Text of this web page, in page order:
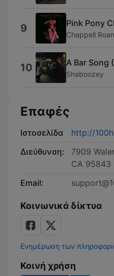
9 Pink Pony
Chappell Roan
10 A Bar Song
Shaboozey
Επαφές
Ιστοσελίδα
http://
Διεύθυνση:
7909
CA 95843
Email:
Κοινωνικά δίκτυα
Ενημέρωση των
Κοινή χρήση